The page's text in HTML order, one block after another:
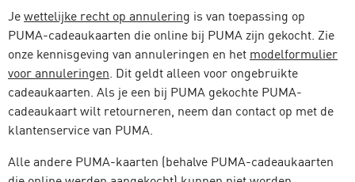
Je wettelijke recht op annulering is van toepassing op
PUMA-cadeaukaarten die online bij PUMA zijn gekocht. Zie
onze kennisgeving van annuleringen en het modelformulier
voor annuleringen. Dit geldt alleen voor ongebruikte
cadeaukaarten. Als je een bij PUMA gekochte PUMA-
cadeaukaart wilt retourneren, neem dan contact op met de
klantenservice van PUMA.
Alle andere PUMA-kaarten (behalve PUMA-cadeaukaarten